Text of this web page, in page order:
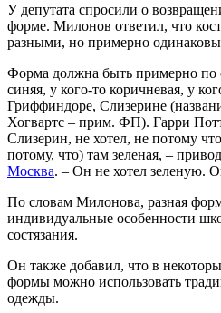
У депутата спросили о
форме. Милонов ответил, что
разными, но примерно
Форма должна быть примерно по
синяя, у кого-то коричневая, у
Гриффиндоре, Слизерине
Хогвартс – прим. ФП). Гарри
Слизерин, не хотел, не потому
потому, что) там зеленая, –
Москва. – Он не хотел зеленую.
По словам Милонова, разная
индивидуальные особенности
состязания.
Он также добавил, что в
формы можно использовать
одежды.